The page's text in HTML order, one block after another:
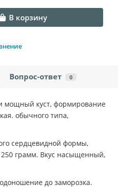
В корзину
Вопрос-ответ 0
куст, формирование
обычного типа,
сердцевидной формы,
грамм. Вкус насыщенный,
до заморозка.